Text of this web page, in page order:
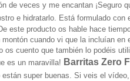
de veces y me encantan ¡Seguro
e hidratarlo. Está formulado con
e este producto os hable hace
cuando vi que la incluían en
cuento que también lo podéis
es un maravilla! Barritas Zero
están super buenas. Si veis el